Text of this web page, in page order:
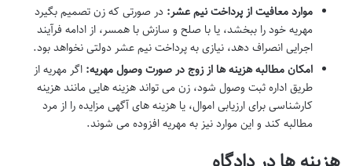
موارد معافیت از پرداخت نیم عشر: در صورتی که زن تصمیم بگیرد
مهریه خود را ببخشد، یا با صلح و سازش با همسر، از ادامه فرآیند
اجرایی انصراف دهد، نیازی به پرداخت نیم عشر دولتی نخواهد بود.
امکان مطالبه هزینه ها از زوج در صورت وصول مهریه: اگر مهریه از
طریق اداره ثبت وصول شود، زن می تواند هزینه هایی مانند هزینه
کارشناسی برای ارزیابی اموال، یا هزینه های آگهی مزایده را از مرد
مطالبه کند و این موارد نیز به مهریه افزوده می شوند.